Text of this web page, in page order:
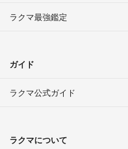
ラクマ最強鑑定
ガイド
ラクマ公式ガイド
ラクマについて